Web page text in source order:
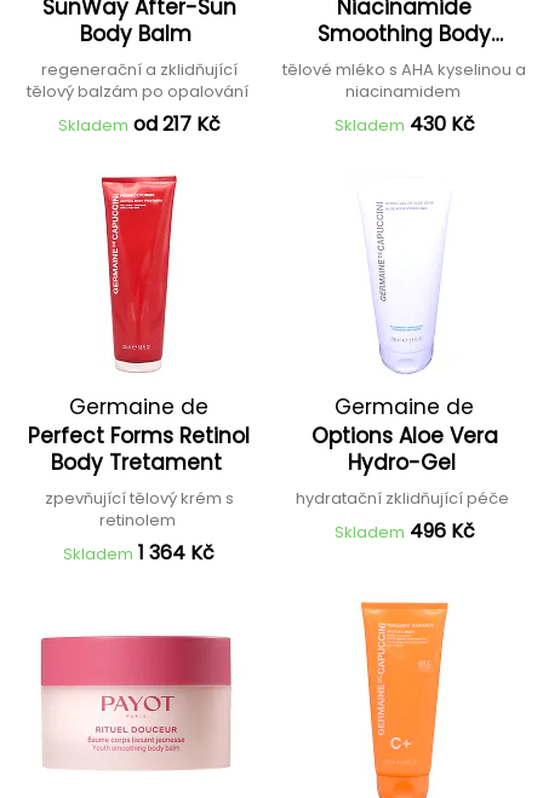
SunWay After-Sun
Body Balm
regenerační a zklidňující
tělový balzám po opalování
Skladem od 217 Kč
Niacinamide
Smoothing Body
Lotion
tělové mléko s AHA kyselinou a
niacinamidem
Skladem 430 Kč
Germaine de
Capuccini
Perfect Forms Retinol
Body Tretament
zpevňující tělový krém s
retinolem
Skladem 1 364 Kč
Germaine de
Capuccini
Options Aloe Vera
Hydro-Gel
hydratační zklidňující péče
Skladem 496 Kč